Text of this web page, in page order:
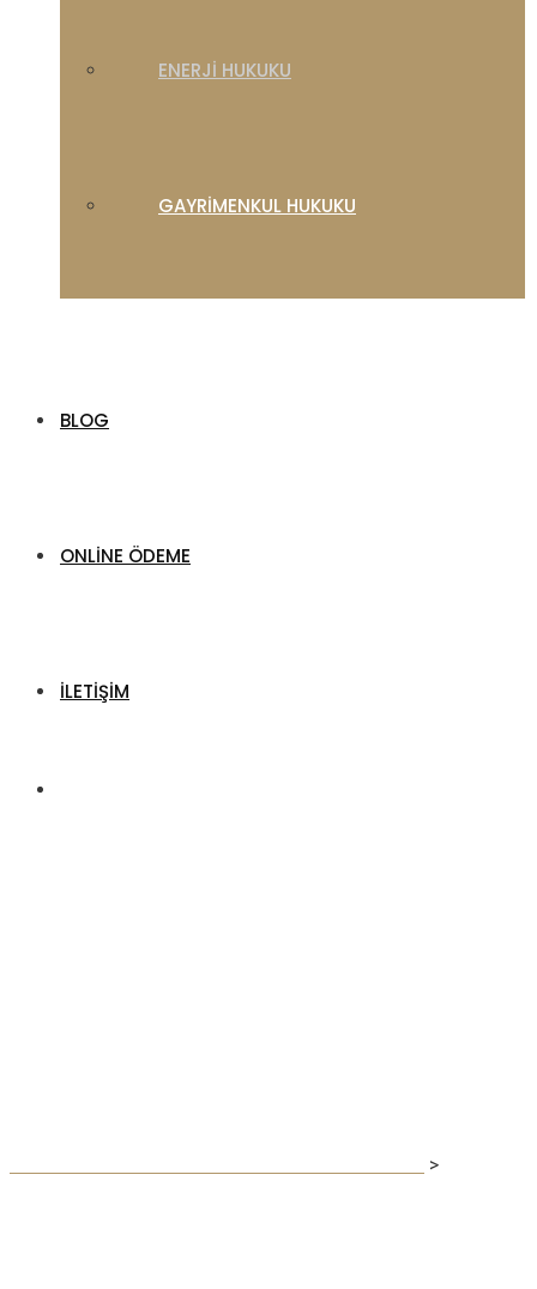
ENERJI HUKUKU
GAYRIMENKUL HUKUKU
BLOG
ONLINE ÖDEME
İLETIŞIM
>